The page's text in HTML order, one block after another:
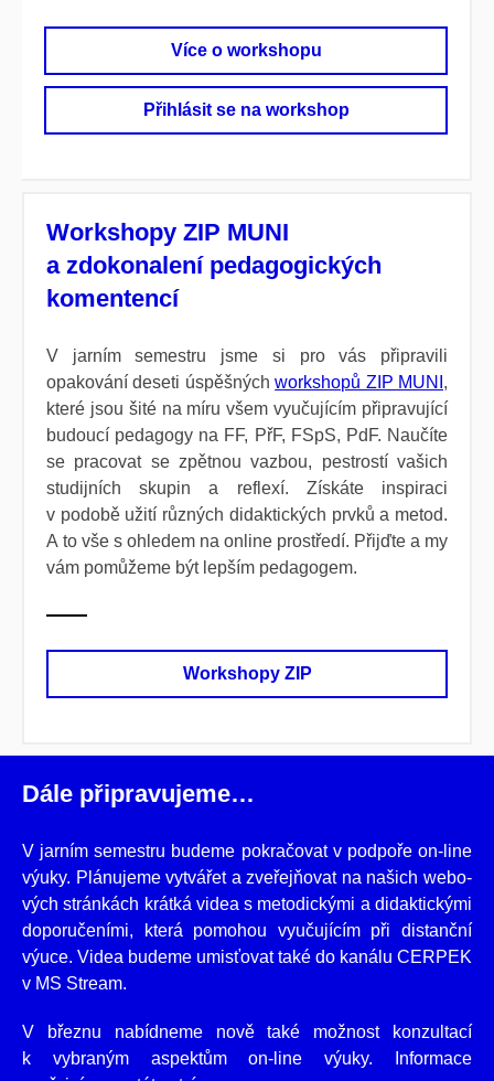
Více o workshopu
Přihlásit se na workshop
Workshopy ZIP MUNI
a zdokonalení pedagogických
komentencí
V jarním semestru jsme si pro vás připravili
opakování deseti úspě­šnýchworkshopů ZIP MUNI ,
které jsou šité na míru všem vyučujícím připravující
budoucí pedagogy na FF, PřF, FSpS, PdF. Naučíte
se pracovat se zpětnou vazbou, pestrostí vašich
studijních skupin a reflexí. Získáte inspiraci
v podobě užití různých didaktických prvků a metod.
A to vše s ohledem na online prostředí. Přijďte a my
vám pomůžeme být lepším pedagogem.
Workshopy ZIP
Dále připravujeme…
V jarním semestru budeme pokračovat v podpoře on-line
výuky. Plánujeme vytvářet a zveřejňovat na našich webo­
vých stránkách krátká videa s meto­dickými a didak­tickými
doporučeními, která pomohou vyučujícím při distanční
výuce. Videa budeme umisťovat také do kanálu CERPEK
v MS Stream.
V březnu nabídneme nově také možnost konzultací
k vybraným aspektům on-line výuky. Informace